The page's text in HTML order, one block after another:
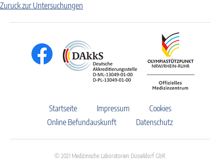
Zuruck zur Untersuchungen
Startseite Impressum
Cookies
Online Befundauskunft
Datenschutz
© 2021 Medizinische Laboratorien Düsseldorf GbR